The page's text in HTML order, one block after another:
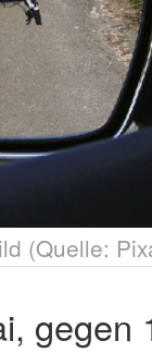
(Quelle:
gegen